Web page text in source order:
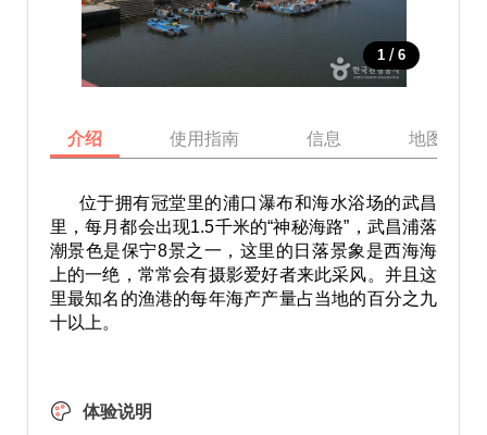
1 / 6
介绍 使用指南 信息 地图
位于拥有冠堂里的浦口瀑布和海水浴场的武昌
里，每月都会出现1.5千米的“神秘海路”，武昌浦落
潮景色是保宁8景之一，这里的日落景象是西海海
上的一绝，常常会有摄影爱好者来此采风。并且这
里最知名的渔港的每年海产产量占当地的百分之九
十以上。
体验说明